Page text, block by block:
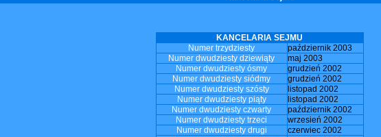
KANCELARIA SEJMU
Numer trzydziesty
październik 2003
Numer dwudziesty dziewiąty
maj 2003
Numer dwudziesty ósmy
grudzień 2002
Numer dwudziesty siódmy
grudzień 2002
Numer dwudziesty szósty
listopad 2002
Numer dwudziesty piąty
listopad 2002
Numer dwudziesty czwarty
październik 2002
Numer dwudziesty trzeci
wrzesień 2002
Numer dwudziesty drugi
czerwiec 2002